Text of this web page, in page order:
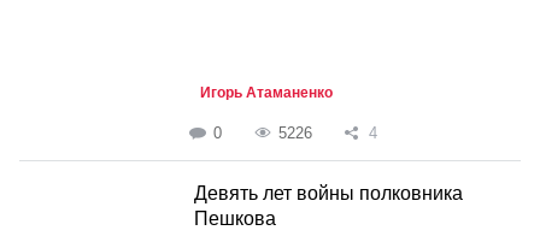
Игорь Атаманенко
0 5226 4
Девять лет войны полковника
Пешкова